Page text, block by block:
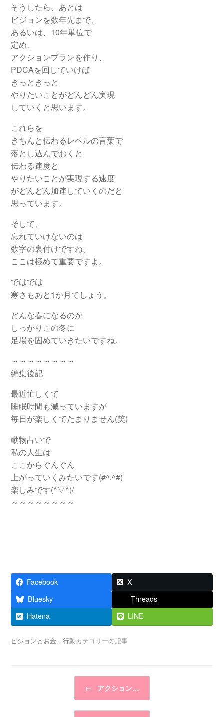
そうしたら、あとは
ビジョンを数年先まで、
あるいは、10年単位で
定め、
アクションプランを作り、
PDCAを回していけば
きっときっと
やりたいことがどんどん実現
していくと思います。
これらを
きちんと伝わるレベルの言葉で
落とし込んでおくと
伝わる速度と
やりたいことが実現する速度
がどんどん加速していくのだと
思っています。
そして、
忘れていけないのは
数字の裏付けですね。
ここは極めて重要ですよ。
ではでは
寒さもあと1か月でしょう。
どんな春になるのか
しっかりこの冬に
足場を固めていきたいですね。
～～～～～～～～
編集後記
最近忙しくて
睡眠時間も減っていますが
毎日が楽しくてたまりません(笑)
動物占いで
私の人生は
ここからぐんぐん
上がっていくみたいです(#^.^#)
楽しみです(^▽^)/
～～～～～～～～
Facebook
X
Bluesky
Threads
Hatena
LINE
ビジョンとお金、 行動カテゴリーの記事
← アクション…